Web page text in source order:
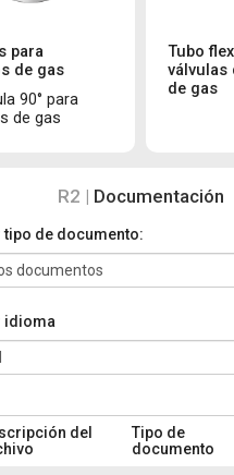
para
de gas
90° para
de gas
Tubo
válvulas
de gas
R2 | Documentación
tipo de documento:
idioma
del
Tipo de
documento